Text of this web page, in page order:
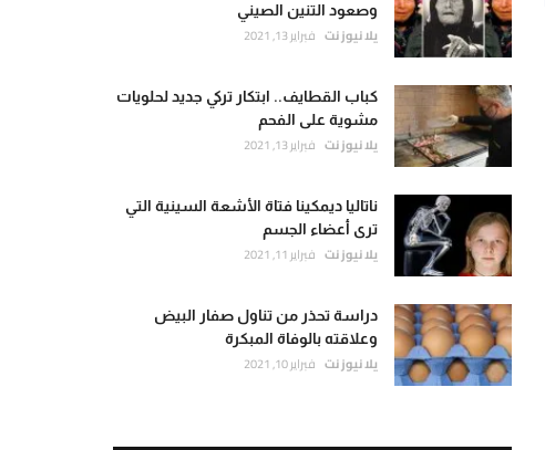
وصعود التنين الصيني
يلا نيوز نت فبراير 13, 2021
كباب القطايف.. ابتكار تركي جديد لحلويات
مشوية على الفحم
يلا نيوز نت فبراير 13, 2021
ناتاليا ديمكينا فتاة الأشعة السينية التي
ترى أعضاء الجسم
يلا نيوز نت فبراير 11, 2021
دراسة تحذر من تناول صفار البيض
وعلاقته بالوفاة المبكرة
يلا نيوز نت فبراير 10, 2021